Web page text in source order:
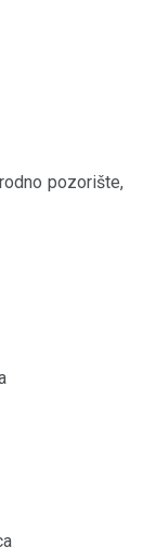
pozorište,